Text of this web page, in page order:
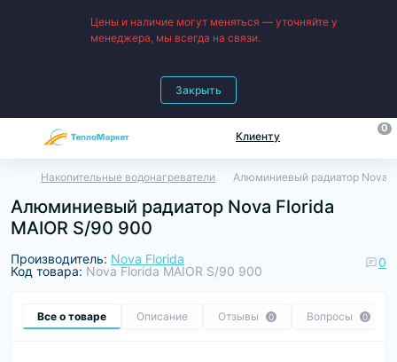
Цены и наличие могут меняться — уточняйте у
менеджера, мы всегда на связи.
Закрыть
Клиенту
0
Накопительные водонагреватели Алюминиевый радиатор Nova
Алюминиевый радиатор Nova Florida
MAIOR S/90 900
Производитель: Nova Florida
Код товара: Nova Florida MAIOR S/90 900
0
Все о товаре Описание Отзывы 0 Вопросы 0